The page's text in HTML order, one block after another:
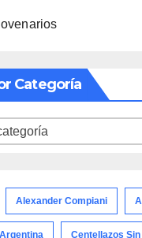
Categoría
Alexander Compiani
Argentina Centellazos